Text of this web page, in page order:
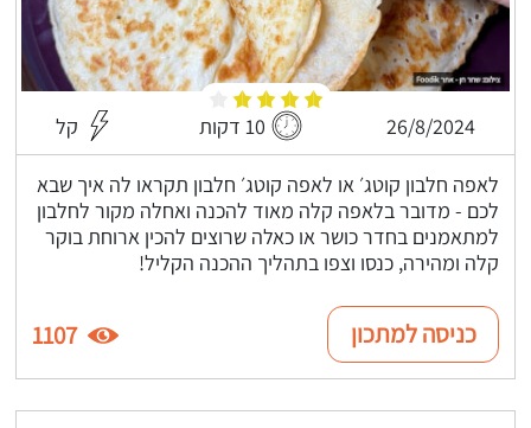
26/8/2024 10 דקות קל
לאפה חלבון קוטג׳ או לאפה קוטג׳ חלבון תקראו לה איך שבא
לכם - מדובר בלאפה קלה מאוד להכנה ואחלה מקור לחלבון
למתאמנים בחדר כושר או כאלה שרוצים להכין ארוחת בוקר
קלה ומהירה, כנסו וצפו בתהליך ההכנה הקליל!
כניסה למתכון 1107